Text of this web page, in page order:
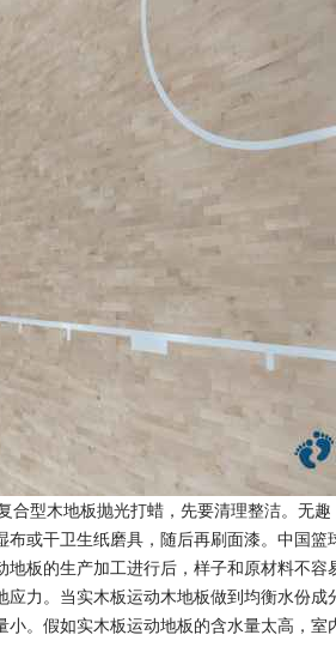
型木地板抛光打蜡，先要清理整洁。无趣
或干卫生纸磨具，随后再刷面漆。中国
板的生产加工进行后，样子和原材料不
力。当实木板运动木地板做到均衡水份
。假如实木板运动地板的含水量太高，